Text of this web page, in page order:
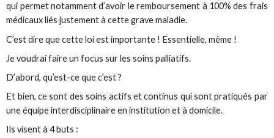
qui permet notamment d’avoir le remboursement à 100% des frais
médicaux liés justement à cette grave maladie.
C’est dire que cette loi est importante ! Essentielle, même !
Je voudrai faire un focus sur les soins palliatifs.
D’abord, qu’est-ce que c’est ?
Et bien, ce sont des soins actifs et continus qui sont pratiqués par
une équipe interdisciplinaire en institution et à domicile.
Ils visent à 4 buts :